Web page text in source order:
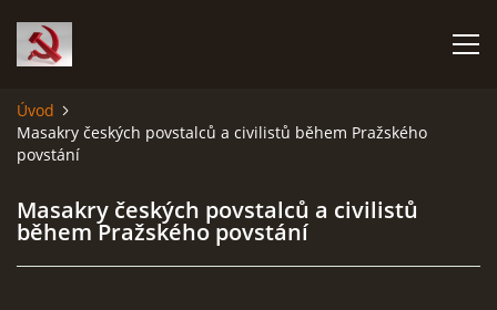
HISTORIE KOMUNISMU
ČERNÁ KNIHA KOMUNISMU I.
ČERNÁ KNIHA KOMUNISMU II.
Úvod
Masakry českých povstalců a civilistů během Pražského
povstání
Masakry českých povstalců a civilistů
během Pražského povstání